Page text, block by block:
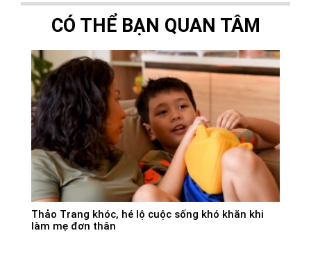
CÓ THỂ BẠN QUAN TÂM
Thảo Trang khóc, hé lộ cuộc sống khó khăn khi
làm mẹ đơn thân